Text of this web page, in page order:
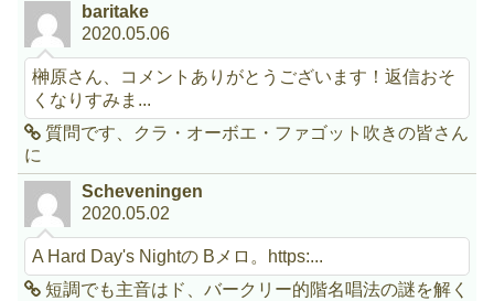
baritake
2020.05.06
榊原さん、コメントありがとうございます！返信おそ
くなりすみま...
質問です、クラ・オーボエ・ファゴット吹きの皆さん
に
Scheveningen
2020.05.02
A Hard Day's Nightの Bメロ。https:...
短調でも主音はド、バークリー的階名唱法の謎を解く